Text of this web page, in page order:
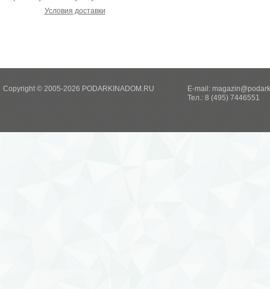
Условия доставки
Copyright © 2005-2026 PODARKINADOM.RU E-mail:
Тел.: 8 (495) 7446551